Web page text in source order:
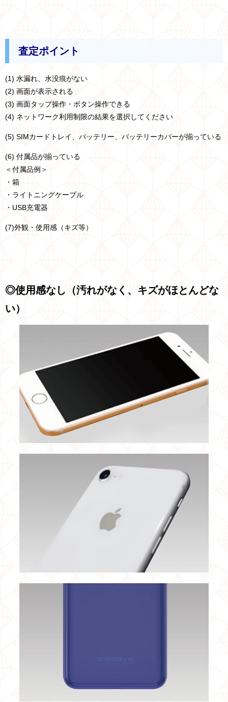
査定ポイント
(1) 水漏れ、水没痕がない
(2) 画面が表示される
(3) 画面タップ操作・ボタン操作できる
(4) ネットワーク利用制限の結果を選択してください
(5) SIMカードトレイ、バッテリー、バッテリーカバーが揃っている
(6) 付属品が揃っている
＜付属品例＞
・箱
・ライトニングケーブル
・USB充電器
(7)外観・使用感（キズ等）
◎使用感なし（汚れがなく、キズがほとんどな
い）